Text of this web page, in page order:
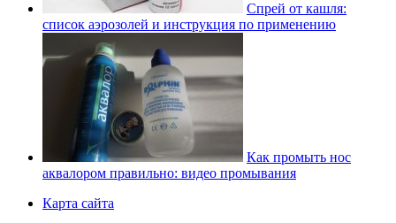
Спрей от кашля:
список аэрозолей и инструкция по применению
Как промыть нос
аквалором правильно: видео промывания
Карта сайта